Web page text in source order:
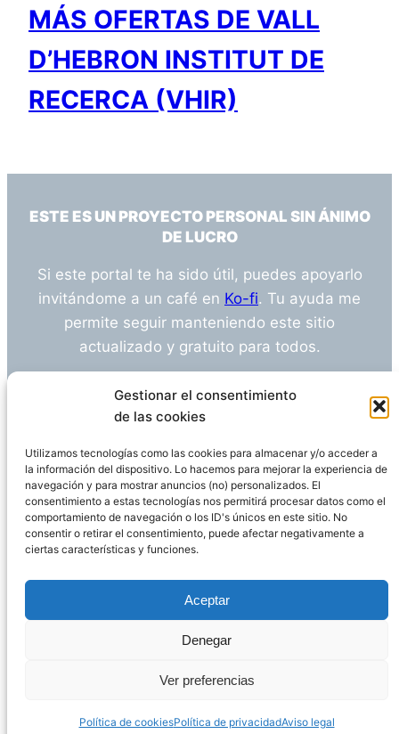
Gestionar el consentimiento
de las cookies
Utilizamos tecnologías como las cookies para almacenar y/o acceder a
la información del dispositivo. Lo hacemos para mejorar la experiencia de
navegación y para mostrar anuncios (no) personalizados. El
consentimiento a estas tecnologías nos permitirá procesar datos como el
comportamiento de navegación o los ID's únicos en este sitio. No
consentir o retirar el consentimiento, puede afectar negativamente a
ciertas características y funciones.
Aceptar
Denegar
Ver preferencias
Política de cookiesPolítica de privacidadAviso legal
MÁS OFERTAS DE VALL
D’HEBRON INSTITUT DE
RECERCA (VHIR)
ESTE ES UN PROYECTO PERSONAL SIN ÁNIMO
DE LUCRO
Si este portal te ha sido útil, puedes apoyarlo
invitándome a un café en Ko-fi. Tu ayuda me
permite seguir manteniendo este sitio
actualizado y gratuito para todos.
¿Tienes alguna duda o sugerencia? Escríbeme
info@empleosanitarioinvestigacion.es
Descargo de Responsabilidad
Declaración de Privacidad Política de cookies
WordPress
Página administrada por Javier Ripoll
PHP Code SnippetsPowered By :XYZScripts.com